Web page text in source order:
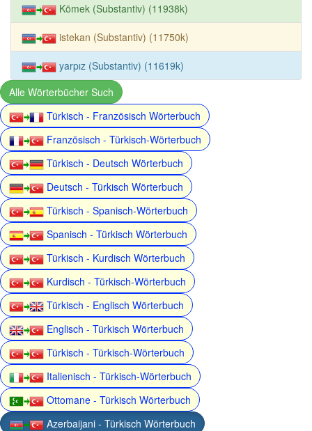
Kömek (Substantiv) (11938k)
istekan (Substantiv) (11750k)
yarpız (Substantiv) (11619k)
Alle Wörterbücher Such
Türkisch - Französisch Wörterbuch
Französisch - Türkisch-Wörterbuch
Türkisch - Deutsch Wörterbuch
Deutsch - Türkisch Wörterbuch
Türkisch - Spanisch-Wörterbuch
Spanisch - Türkisch Wörterbuch
Türkisch - Kurdisch Wörterbuch
Kurdisch - Türkisch-Wörterbuch
Türkisch - Englisch Wörterbuch
Englisch - Türkisch Wörterbuch
Türkisch - Türkisch-Wörterbuch
Italienisch - Türkisch-Wörterbuch
Ottomane - Türkisch Wörterbuch
Azerbaijani - Türkisch Wörterbuch